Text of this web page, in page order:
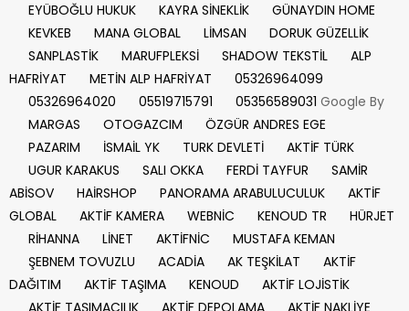
EYÜBOĞLU HUKUK
KAYRA SİNEKLİK
GÜNAYDIN HOME
KEVKEB
MANA GLOBAL LİMSAN
DORUK GÜZELLİK
SANPLASTİK
MARUFPLEKSİ SHADOW TEKSTİL
ALP
HAFRİYAT
METİN ALP HAFRİYAT
05326964099
05326964020
05519715791 05356589031 Google By
MARGAS
OTOGAZCIM
ÖZGÜR ANDRES EGE
PAZARIM
İSMAİL YK TURK DEVLETİ
AKTİF TÜRK
UGUR KARAKUS
SALI OKKA FERDİ TAYFUR
SAMİR
ABİSOV
HAİRSHOP PANORAMA ARABULUCULUK
AKTİF
GLOBAL
AKTİF KAMERA WEBNİC KENOUD TR
HÜRJET
RİHANNA
LİNET AKTİFNİC
MUSTAFA KEMAN
ŞEBNEM TOVUZLU
ACADİA AK TEŞKİLAT
AKTİF
DAĞITIM
AKTİF TAŞIMA KENOUD
AKTİF LOJİSTİK